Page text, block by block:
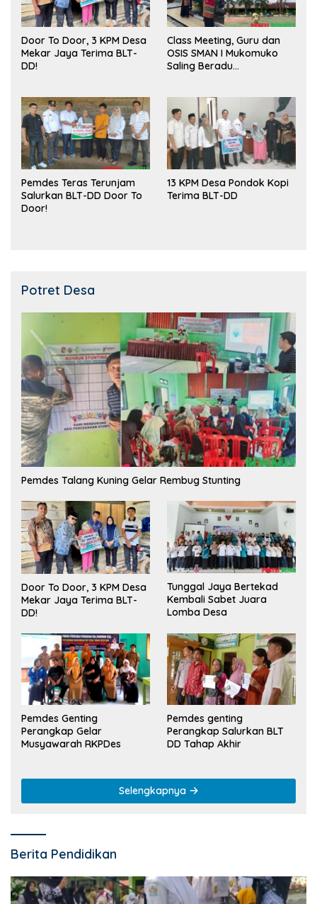
Door To Door, 3 KPM Desa
Mekar Jaya Terima BLT-
DD!
Class Meeting, Guru dan
OSIS SMAN I Mukomuko
Saling Beradu
Pemdes Teras Terunjam
Salurkan BLT-DD Door To
Door!
13 KPM Desa Pondok Kopi
Terima BLT-DD
Potret Desa
Pemdes Talang Kuning Gelar Rembug Stunting
Door To Door, 3 KPM Desa
Mekar Jaya Terima BLT-
DD!
Tunggal Jaya Bertekad
Kembali Sabet Juara
Lomba Desa
Pemdes Genting
Perangkap Gelar
Musyawarah RKPDes
Pemdes genting
Perangkap Salurkan BLT
DD Tahap Akhir
Selengkapnya
Berita Pendidikan